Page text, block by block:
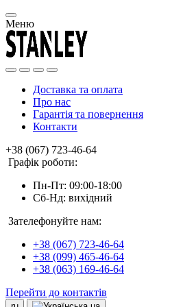
Меню
Доставка та оплата
Про нас
Гарантія та повернення
Контакти
+38 (067) 723-46-64
Графік роботи:
Пн-Пт: 09:00-18:00
Сб-Нд: вихідний
Зателефонуйте нам:
+38 (067) 723-46-64
+38 (099) 465-46-64
+38 (063) 169-46-64
Перейти до контактів